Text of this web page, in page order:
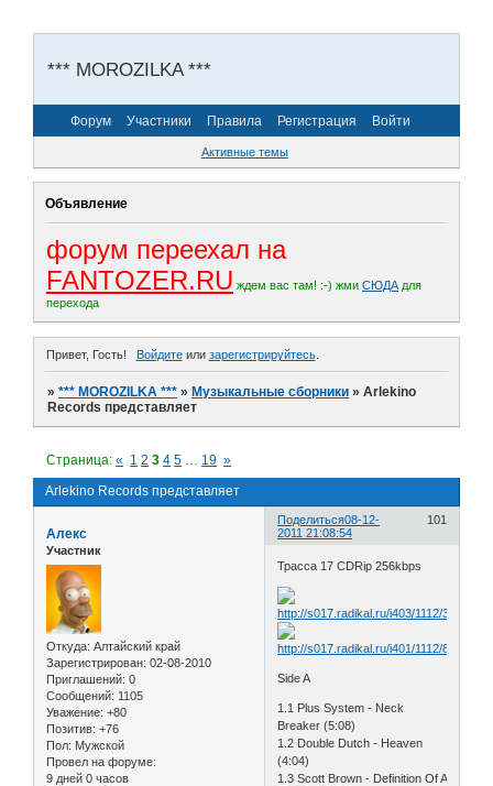
*** MOROZILKA ***
Форум Участники Правила Регистрация Войти
Активные темы
Объявление
форум переехал на
FANTOZER.RU ждем вас там! :-) жми СЮДА для
перехода
Привет, Гость! Войдитеили зарегистрируйтесь.
»*** MOROZILKA *** » Музыкальные сборники »Arlekino
Records представляет
Arlekino Records представляет
Страница:« 1 2 3 4 5 … 19 »
Поделиться 101
08-12-
2011 21:08:54
Алекс
Участник
Откуда: Алтайский край
Зарегистрирован: 02-08-2010
Приглашений: 0
Сообщений: 1105
Уважение: +80
Позитив: +76
Пол: Мужской
Провел на форуме:
9 дней 0 часов
Трасса 17 CDRip 256kbps
Side A
1.1 Plus System - Neck
Breaker (5:08)
1.2 Double Dutch - Heaven
(4:04)
1.3 Scott Brown - Definition Of A